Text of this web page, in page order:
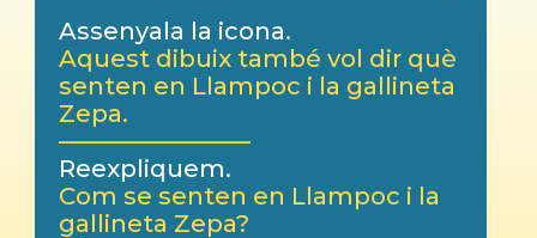
Assenyala la icona.
Aquest dibuix també vol dir què
senten en Llampoc i la gallineta
Zepa.
————————
Reexpliquem.
Com se senten en Llampoc i la
gallineta Zepa?